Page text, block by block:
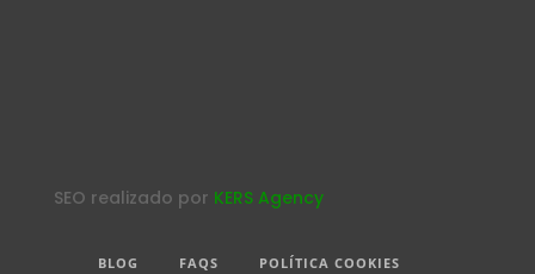
SEO realizado por KERS Agency
BLOG FAQS POLÍTICA COOKIES